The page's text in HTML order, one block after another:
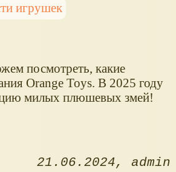
игрушек
посмотреть, какие
Orange Toys. В 2025 году
милых плюшевых змей!
21.06.2024 admin